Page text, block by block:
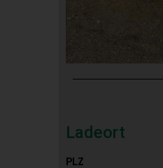
Ladeort
PLZ